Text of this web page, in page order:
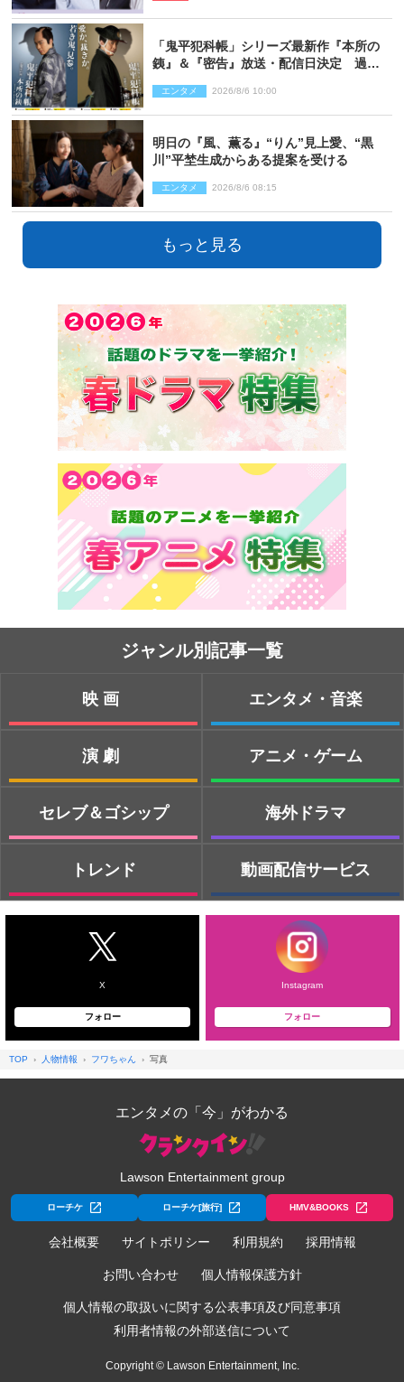
「鬼平犯科帳」シリーズ最新作『本所の
銕』＆『密告』放送・配信日決定 過去
エンタメ 2026/8/6 10:00
明日の『風、薫る』“りん”見上愛、“黒
川”平埜生成からある提案を受ける
エンタメ 2026/8/6 08:15
もっと見る
ジャンル別記事一覧
映画
演劇
セレブ＆ゴシップ
トレンド
エンタメ・音楽
アニメ・ゲーム
海外ドラマ
動画配信サービス
X
フォロー
Instagram
フォロー
TOP 人物情報 フワちゃん 写真
エンタメの「今」がわかる
Lawson Entertainment group
ローチケ ローチケ[旅行] HMV&BOOKS
会社概要 サイトポリシー 利用規約 採用情報
お問い合わせ 個人情報保護方針
個人情報の取扱いに関する公表事項及び同意事項
利用者情報の外部送信について
Copyright © Lawson Entertainment, Inc.